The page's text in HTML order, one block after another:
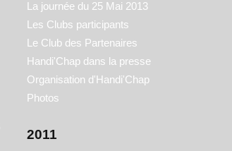
La journée du 25 Mai 2013
Les Clubs participants
Le Club des Partenaires
Handi'Chap dans la presse
Organisation d'Handi'Chap
Photos
2011